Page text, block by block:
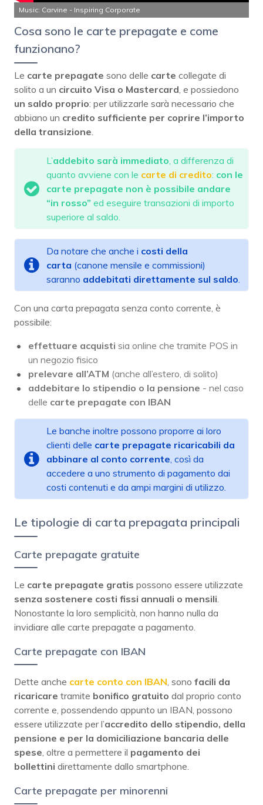
Music: Carvine - Inspiring Corporate
Cosa sono le carte prepagate e come
funzionano?
Le carte prepagate sono delle carte collegate di
solito a un circuito Visa o Mastercard , e possiedono
un saldo proprio: per utilizzarle sarà necessario che
abbiano un credito sufficiente per coprire l’importo
della transizione
L’addebito sarà immediato , a differenza di
quanto avviene con le carte di credito: con le
carte prepagate non è possibile andare
“in rosso” ed eseguire transazioni di importo
superiore al saldo.
Da notare che anche i costi della
carta (canone mensile e commissioni)
saranno addebitati direttamente sul saldo
Con una carta prepagata senza conto corrente, è
possibile:
effettuare acquisti sia online che tramite POS in
un negozio fisico
prelevare all’ATM (anche all’estero, di solito)
addebitare lo stipendio o la pensione - nel caso
delle carte prepagate con IBAN
Le banche inoltre possono proporre ai loro
clienti delle carte prepagate ricaricabili da
abbinare al conto corrente , così da
accedere a uno strumento di pagamento dai
costi contenuti e da ampi margini di utilizzo.
Le tipologie di carta prepagata principali
Carte prepagate gratuite
Le carte prepagate gratis possono essere utilizzate
senza sostenere costi fissi annuali o mensili
Nonostante la loro semplicità, non hanno nulla da
invidiare alle carte prepagate a pagamento.
Carte prepagate con IBAN
Dette anche carte conto con IBAN , sono facili da
ricaricare tramite bonifico gratuito dal proprio conto
corrente e, possendendo appunto un IBAN, possono
essere utilizzate per l’accredito dello stipendio, della
pensione e per la domiciliazione bancaria delle
spese , oltre a permettere il pagamento dei
bollettini direttamente dallo smartphone.
Carte prepagate per minorenni